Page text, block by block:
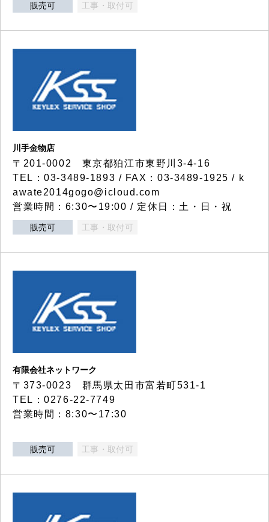
販売可 工事・取付可
川手金物店
〒201-0002 東京都狛江市東野川3-4-16
TEL：03-3489-1893 / FAX：03-3489-1925 / k
awate2014gogo@icloud.com
営業時間：6:30〜19:00 / 定休日：土・日・祝
販売可 工事・取付可
有限会社ネットワーク
〒373-0023 群馬県太田市富若町531-1
TEL：0276-22-7749
営業時間：8:30〜17:30
販売可 工事・取付可